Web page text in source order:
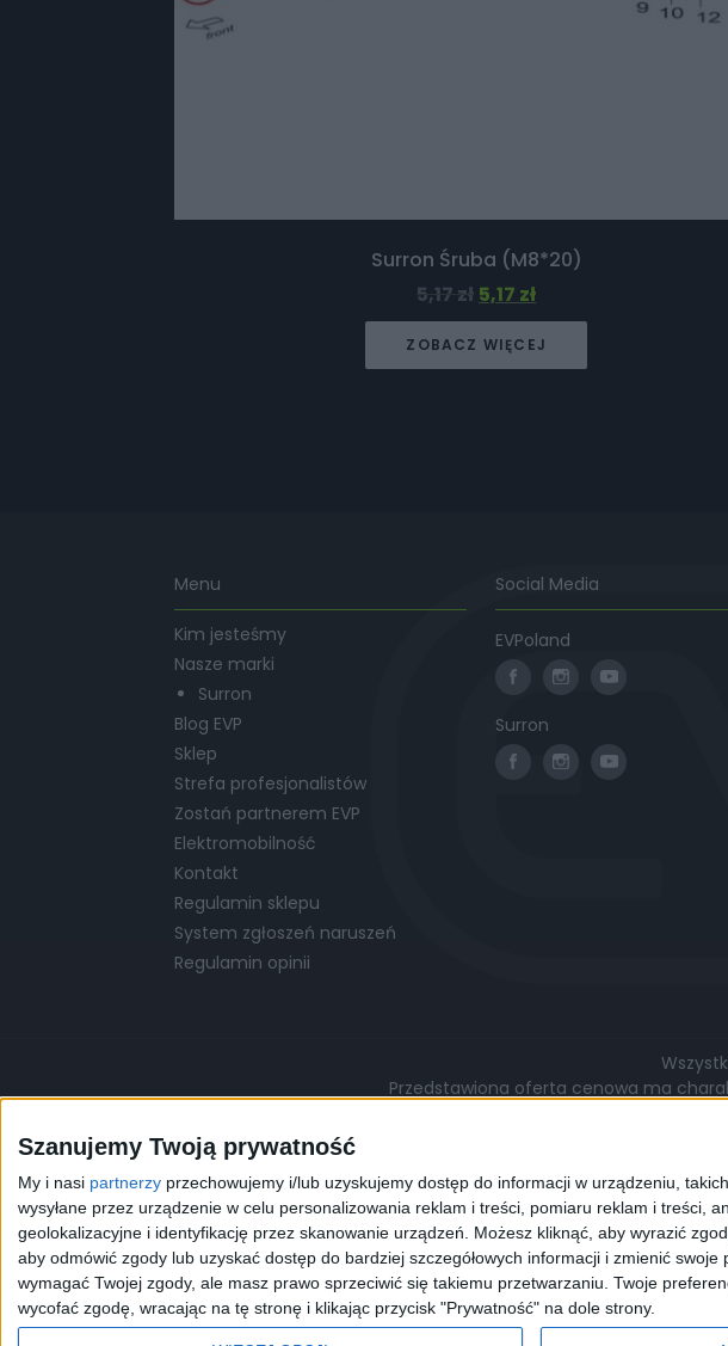
Szanujemy Twoją prywatność
My i nasi partnerzy przechowujemy i/lub uzyskujemy dostęp do informacji w urządzeniu,
wysyłane przez urządzenie w celu personalizowania reklam i treści, pomiaru reklam i treści,
geolokalizacyjne i identyfikację przez skanowanie urządzeń. Możesz kliknąć, aby wyrazić
aby odmówić zgody lub uzyskać dostęp do bardziej szczegółowych informacji i zmienić swoje
wymagać Twojej zgody, ale masz prawo sprzeciwić się takiemu przetwarzaniu. Twoje
wycofać zgodę, wracając na tę stronę i klikając przycisk "Prywatność" na dole strony.
Surron Śruba (M8*20)
5,17 zł 5,17 zł
ZOBACZ WIĘCEJ
Menu
Kim jesteśmy
Nasze marki
Surron
Blog EVP
Sklep
Strefa profesjonalistów
Zostań partnerem EVP
Elektromobilność
Kontakt
Regulamin sklepu
System zgłoszeń naruszeń
Regulamin opinii
Social Media
EVPoland
Surron
Przedstawiona oferta cenowa ma
© 2026 EVP© Polityka prywatności
Korzystając z naszej przeglądarki wyrażają
celów statystycznych. W programie służącym